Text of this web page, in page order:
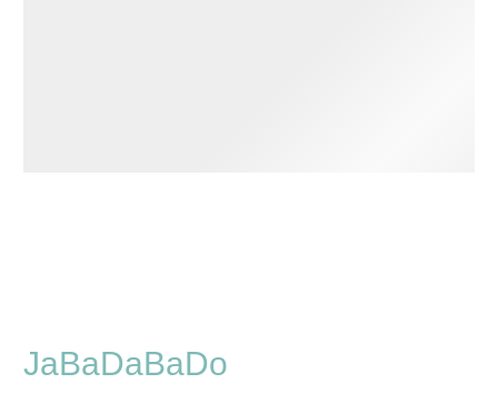
JaBaDaBaDo